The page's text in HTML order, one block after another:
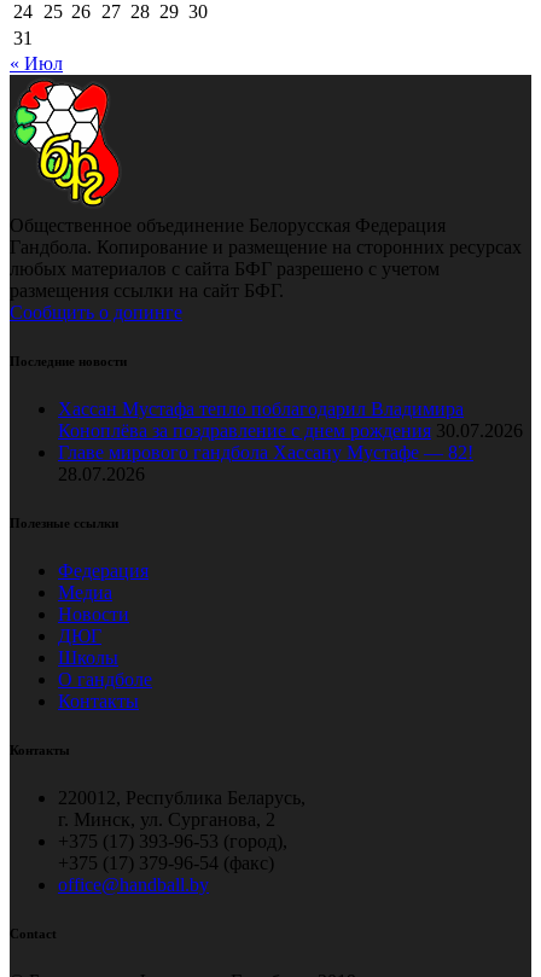
24 25 26 27 28 29 30
31
« Июл
Общественное объединение Белорусская Федерация
Гандбола. Копирование и размещение на сторонних ресурсах
любых материалов с сайта БФГ разрешено с учетом
размещения ссылки на сайт БФГ.
Сообщить о допинге
Последние новости
Хассан Мустафа тепло поблагодарил Владимира
Коноплёва за поздравление с днем рождения 30.07.2026
Главе мирового гандбола Хассану Мустафе — 82!
28.07.2026
Полезные ссылки
Федерация
Медиа
Новости
ДЮГ
Школы
О гандболе
Контакты
Контакты
220012, Республика Беларусь,
г. Минск, ул. Сурганова, 2
+375 (17) 393-96-53 (город),
+375 (17) 379-96-54 (факс)
office@handball.by
Contact